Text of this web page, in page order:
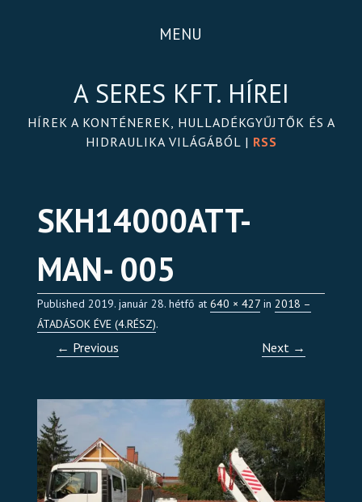
MENU
A SERES KFT. HÍREI
HÍREK A KONTÉNEREK, HULLADÉKGYŰJTŐK ÉS A
HIDRAULIKA VILÁGÁBÓL | RSS
SKH14000ATT-
MAN- 005
Published2019. január 28. hétfő at640 × 427 in2018 –
ÁTADÁSOK ÉVE (4.RÉSZ).
← Previous Next →